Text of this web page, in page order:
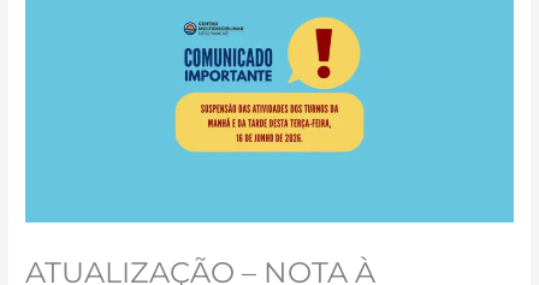
ATUALIZAÇÃO – NOTA À